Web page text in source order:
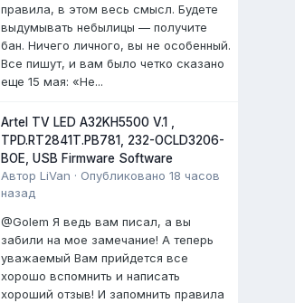
правила, в этом весь смысл. Будете
выдумывать небылицы — получите
бан. Ничего личного, вы не особенный.
Все пишут, и вам было четко сказано
еще 15 мая: «Не...
Artel TV LED A32KH5500 V.1 ,
TPD.RT2841T.PB781, 232-OCLD3206-
BOE, USB Firmware Software
АвторLiVan · Опубликовано18 часов
назад
@Golem Я ведь вам писал, а вы
забили на мое замечание! А теперь
уважаемый Вам прийдется все
хорошо вспомнить и написать
хороший отзыв! И запомнить правила